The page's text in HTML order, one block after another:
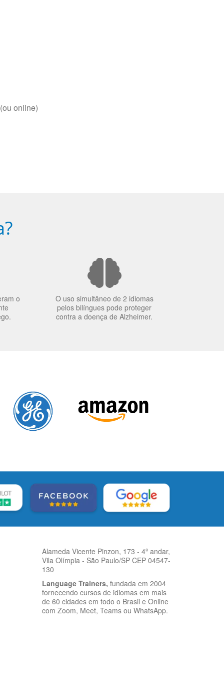
online)
o
O uso simultâneo de 2 idiomas
pelos bilíngues pode proteger
contra a doença de Alzheimer.
Alameda Vicente Pinzon, 173 - 4º andar,
Vila Olímpia - São Paulo/SP CEP 04547-
130
Language Trainers, fundada em 2004
fornecendo cursos de idiomas em mais
de 60 cidades em todo o Brasil e Online
com Zoom, Meet, Teams ou WhatsApp.